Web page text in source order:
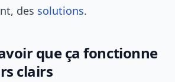
des solutions.
que ça fonctionne
clairs